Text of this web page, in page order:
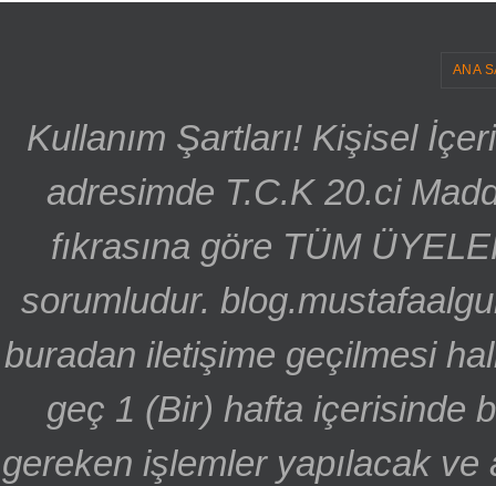
ANA
Kullanım Şartları! Kişisel
adresimde T.C.K 20.ci
fıkrasına göre TÜM
sorumludur.
buradan iletişime geçilmesi
geç 1 (Bir) hafta içerisinde
gereken işlemler yapılacak ve